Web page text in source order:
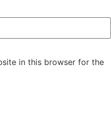
in this browser for the